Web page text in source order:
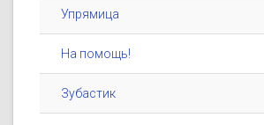
Упрямица
На помощь!
Зубастик